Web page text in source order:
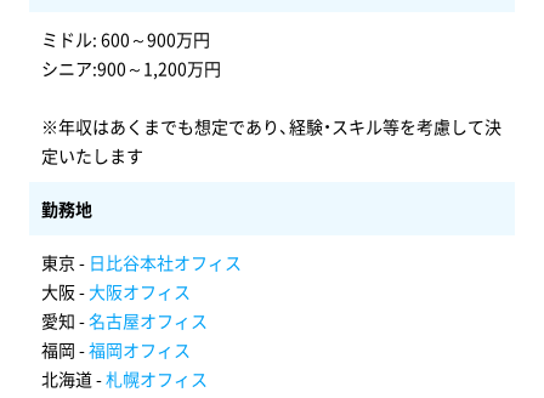
ミドル: 600～900万円
シニア:900～1,200万円
※年収はあくまでも想定であり、経験・スキル等を考慮して決
定いたします
勤務地
東京 - 日比谷本社オフィス
大阪 - 大阪オフィス
愛知 -名古屋オフィス
福岡 -福岡オフィス
北海道 -札幌オフィス